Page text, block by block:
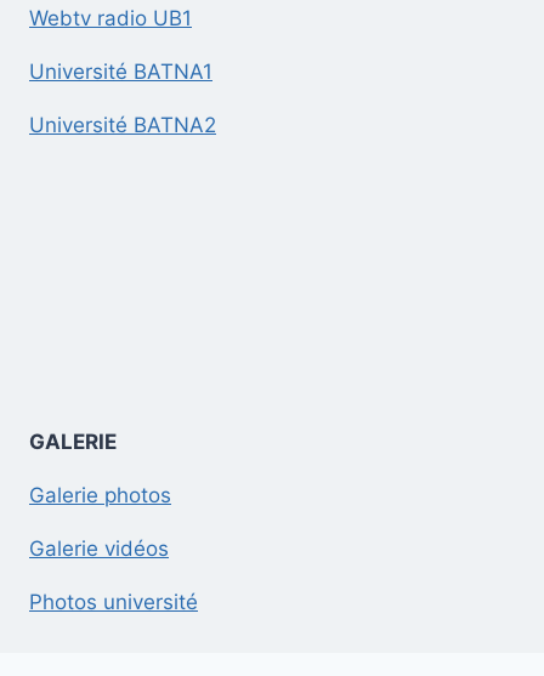
Webtv radio UB1
Université BATNA1
Université BATNA2
GALERIE
Galerie photos
Galerie vidéos
Photos université